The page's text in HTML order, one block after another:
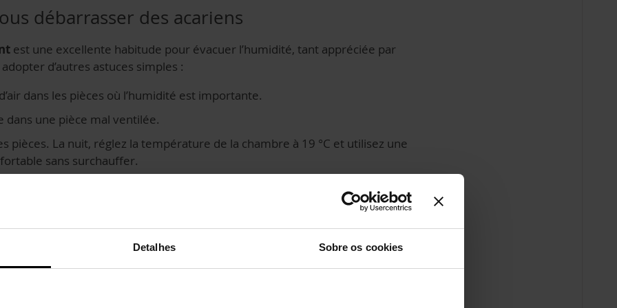
Detalhes Sobre os cookies
débarrasser des acariens
est une excellente habitude pour évacuer l’humidité, tant appréciée par
d’autres astuces simples :
dans les pièces où l’humidité est importante.
dans une pièce mal ventilée.
pièces. La nuit, réglez la température de la chambre à 19 °C et utilisez une
sans surchauffer.
contribuer à réduire la présence d’acariens
prévenir les allergies qu’ils peuvent
anéantir les colonies d’acariens
votre literie, dépoussiérez de façon régulière votre matelas et votre